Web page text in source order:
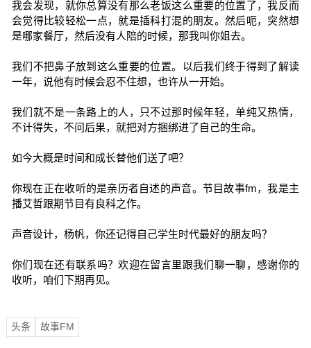
我会发现，就你总算没有那么老饭这么重要的位置了，我反而
会觉得比较轻松一点，就是插科打混的朋友。然后呃，突然想
是哪家餐厅，然后没有人陪的时候，那我叫你姐去。
我们不把鼻子放到这么重要的位置。以后我们终于得到了解读
一年，说他有时候会忍不住想，也许从一开始。
我们就不是一条路上的人，只不过那时候年轻，单纯又热情，
不计得失，不问后果，就把对方捆绑进了自己的生命。
如今大概是时间和成长替他们送了吧？
你现在正在收听的是亲历者自述的声音。节目故事fm，我是主
播艾哲跟期节目有良科之作。
声音设计，杨帆，你还记得自己学生时代最好的朋友吗？
你们现在还有联系吗？欢迎在留言里跟我们聊一聊，感谢你的
收听，咱们下期再见。
头条 故事FM